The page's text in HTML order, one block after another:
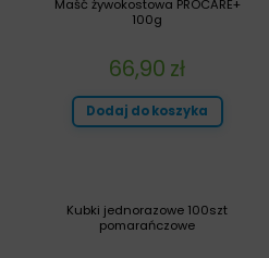
Maść żywokostowa PROCARE+
100g
66,90 zł
Dodaj do koszyka
Kubki jednorazowe 100szt
pomarańczowe